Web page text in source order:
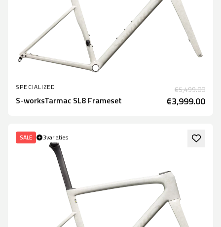
SPECIALIZED €5,499.00
S-worksTarmac SL8 Frameset €3,999.00
SALE 3variaties